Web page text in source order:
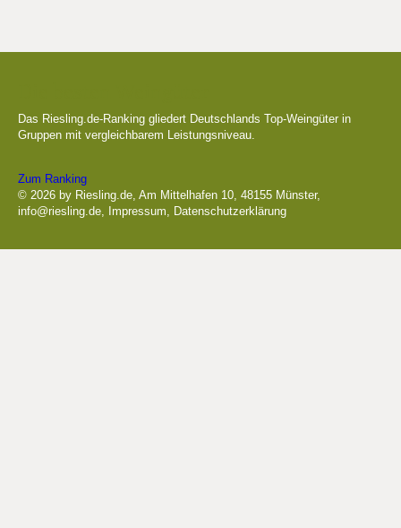
Das Riesling.de-Ranking gliedert Deutschlands Top-Weingüter in
Gruppen mit vergleichbarem Leistungsniveau.
Zum Ranking
© 2026 by Riesling.de, Am Mittelhafen 10, 48155 Münster,
info@riesling.de, Impressum, Datenschutzerklärung